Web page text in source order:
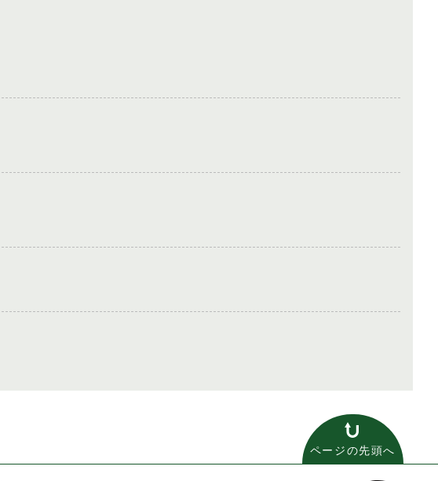
ページの先頭へ